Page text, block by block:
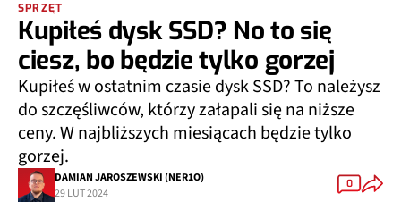
SPRZĘT
Kupiłeś dysk SSD? No to się
ciesz, bo będzie tylko gorzej
Kupiłeś w ostatnim czasie dysk SSD? To należysz
do szczęśliwców, którzy załapali się na niższe
ceny. W najbliższych miesiącach będzie tylko
gorzej.
DAMIAN JAROSZEWSKI (NER1O)
29 LUT 2024
0